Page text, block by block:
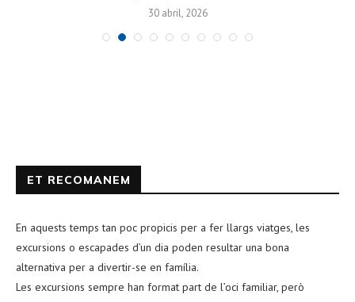
30 abril, 2026
ET RECOMANEM
En aquests temps tan poc propicis per a fer llargs viatges, les
excursions o escapades d’un dia poden resultar una bona
alternativa per a divertir-se en família.
Les excursions sempre han format part de l’oci familiar, però